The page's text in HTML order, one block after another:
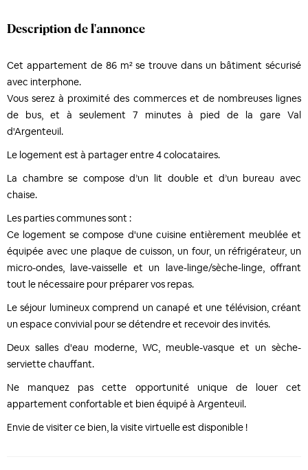
Description de l'annonce
Cet appartement de 86 m² se trouve dans un bâtiment sécurisé
avec interphone.
Vous serez à proximité des commerces et de nombreuses lignes
de bus, et à seulement 7 minutes à pied de la gare Val
d'Argenteuil.
Le logement est à partager entre 4 colocataires.
La chambre se compose d’un lit double et d’un bureau avec
chaise.
Les parties communes sont :
Ce logement se compose d'une cuisine entièrement meublée et
équipée avec une plaque de cuisson, un four, un réfrigérateur, un
micro-ondes, lave-vaisselle et un lave-linge/sèche-linge, offrant
tout le nécessaire pour préparer vos repas.
Le séjour lumineux comprend un canapé et une télévision, créant
un espace convivial pour se détendre et recevoir des invités.
Deux salles d'eau moderne, WC, meuble-vasque et un sèche-
serviette chauffant.
Ne manquez pas cette opportunité unique de louer cet
appartement confortable et bien équipé à Argenteuil.
Envie de visiter ce bien, la visite virtuelle est disponible !